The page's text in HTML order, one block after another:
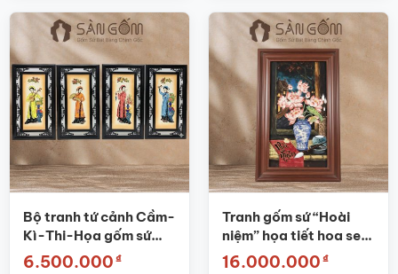
Bộ tranh tứ cảnh Cầm-
Kì-Thi-Họa gốm sứ
Bát Tràng SG-TGS 03
6.500.000 ₫
Tranh gốm sứ “Hoài
niệm” họa tiết hoa sen
SG-TGS13
16.000.000 ₫